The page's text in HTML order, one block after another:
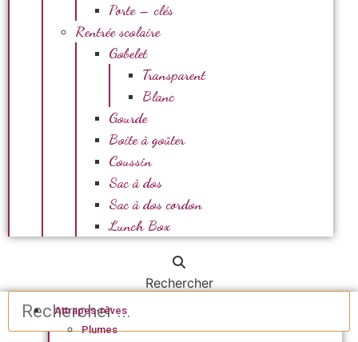
Porte – clés
Rentrée scolaire
Gobelet
Transparent
Blanc
Gourde
Boite à goûter
Coussin
Sac à dos
Sac à dos cordon
Lunch Box
Rechercher
Attrapes-rêves
Plumes